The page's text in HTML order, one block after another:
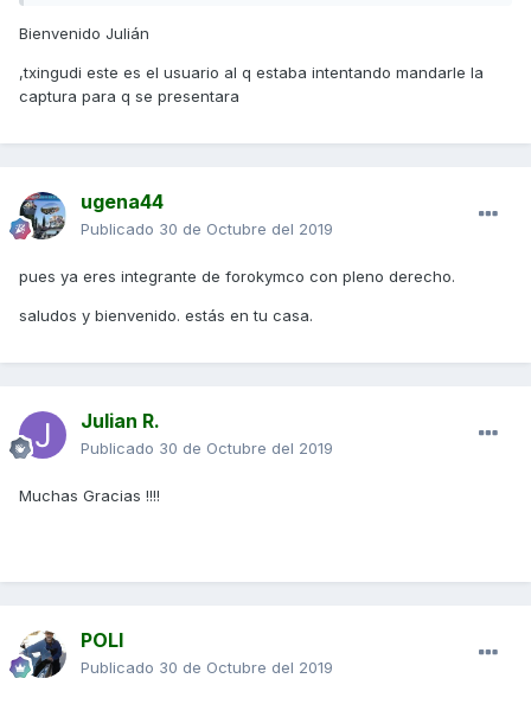
Bienvenido Julián
,txingudi este es el usuario al q estaba intentando mandarle la
captura para q se presentara
ugena44
Publicado 30 de Octubre del 2019
pues ya eres integrante de forokymco con pleno derecho.
saludos y bienvenido. estás en tu casa.
Julian R.
Publicado 30 de Octubre del 2019
Muchas Gracias !!!!
POLI
Publicado 30 de Octubre del 2019